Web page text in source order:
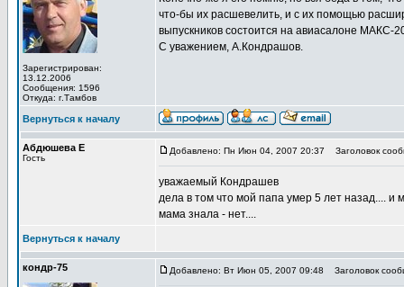
Зарегистрирован:
13.12.2006
Сообщения: 1596
Откуда: г.Тамбов
что-бы их расшевелить, и с их помощью
выпускников состоится на авиасалоне
С уважением, А.Кондрашов.
Вернуться к началу
Абдюшева Е
Гость
Добавлено: Пн Июн 04, 2007 20:37 Заголовок
уважаемый Кондрашев
дела в том что мой папа умер 5 лет назад.... и
мама знала - нет....
Вернуться к началу
кондр-75 Добавлено: Вт Июн 05, 2007 09:48 Заголовок